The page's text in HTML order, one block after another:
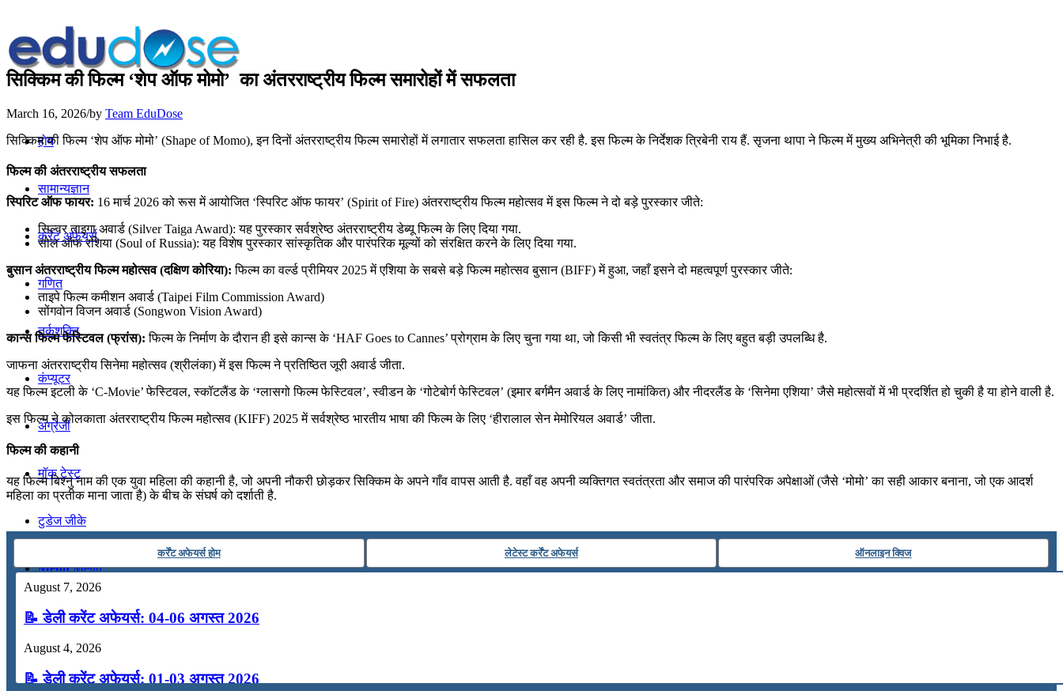
होम
सामान्यज्ञान
करेंट अफेयर्स
गणित
तर्कशक्ति
कंप्यूटर
अंग्रेजी
मॉक टेस्ट
टुडेज जीके
Menu Menu
सिक्किम की फिल्म ‘शेप ऑफ मोमो’ का अंतरराष्ट्रीय फिल्म समारोहों में सफलता
March 16, 2026/by Team EduDose
सिक्किम की फिल्म ‘शेप ऑफ मोमो’ (Shape of Momo), इन दिनों अंतरराष्ट्रीय फिल्म समारोहों में लगातार सफलता हासिल कर रही है. इस फिल्म के निर्देशक त्रिबेनी राय हैं. सृजना थापा ने फिल्म में मुख्य अभिनेत्री की भूमिका निभाई है.
फिल्म की अंतरराष्ट्रीय सफलता
स्पिरिट ऑफ फायर: 16 मार्च 2026 को रूस में आयोजित ‘स्पिरिट ऑफ फायर’ (Spirit of Fire) अंतरराष्ट्रीय फिल्म महोत्सव में इस फिल्म ने दो बड़े पुरस्कार जीते:
सिल्वर ताइगा अवार्ड (Silver Taiga Award): यह पुरस्कार सर्वश्रेष्ठ अंतरराष्ट्रीय डेब्यू फिल्म के लिए दिया गया.
सोल ऑफ रशिया (Soul of Russia): यह विशेष पुरस्कार सांस्कृतिक और पारंपरिक मूल्यों को संरक्षित करने के लिए दिया गया.
बुसान अंतरराष्ट्रीय फिल्म महोत्सव (दक्षिण कोरिया): फिल्म का वर्ल्ड प्रीमियर 2025 में एशिया के सबसे बड़े फिल्म महोत्सव बुसान (BIFF) में हुआ, जहाँ इसने दो महत्वपूर्ण पुरस्कार जीते:
ताइपे फिल्म कमीशन अवार्ड (Taipei Film Commission Award)
सोंगवोन विजन अवार्ड (Songwon Vision Award)
कान्स फिल्म फेस्टिवल (फ्रांस): फिल्म के निर्माण के दौरान ही इसे कान्स के ‘HAF Goes to Cannes’ प्रोग्राम के लिए चुना गया था, जो किसी भी स्वतंत्र फिल्म के लिए बहुत बड़ी उपलब्धि है.
जाफना अंतरराष्ट्रीय सिनेमा महोत्सव (श्रीलंका) में इस फिल्म ने प्रतिष्ठित जूरी अवार्ड जीता.
यह फिल्म इटली के ‘C-Movie’ फेस्टिवल, स्कॉटलैंड के ‘ग्लासगो फिल्म फेस्टिवल’, स्वीडन के ‘गोटेबोर्ग फेस्टिवल’ (इमार बर्गमैन अवार्ड के लिए नामांकित) और नीदरलैंड के ‘सिनेमा एशिया’ जैसे महोत्सवों में भी प्रदर्शित हो चुकी है या होने वाली है.
इस फिल्म ने कोलकाता अंतरराष्ट्रीय फिल्म महोत्सव (KIFF) 2025 में सर्वश्रेष्ठ भारतीय भाषा की फिल्म के लिए ‘हीरालाल सेन मेमोरियल अवार्ड’ जीता.
फिल्म की कहानी
यह फिल्म बिश्नु नाम की एक युवा महिला की कहानी है, जो अपनी नौकरी छोड़कर सिक्किम के अपने गाँव वापस आती है. वहाँ वह अपनी व्यक्तिगत स्वतंत्रता और समाज की पारंपरिक अपेक्षाओं (जैसे ‘मोमो’ का सही आकार बनाना, जो एक आदर्श
महिला का प्रतीक माना जाता है) के बीच के संघर्ष को दर्शाती है.
कर्रेंट अफेयर्स होम लेटेस्ट कर्रेंट अफेयर्स ऑनलाइन क्विज
August 7, 2026
📝 डेली करेंट अफेयर्स: 04-06 अगस्त 2026
August 4, 2026
📝 डेली करेंट अफेयर्स: 01-03 अगस्त 2026